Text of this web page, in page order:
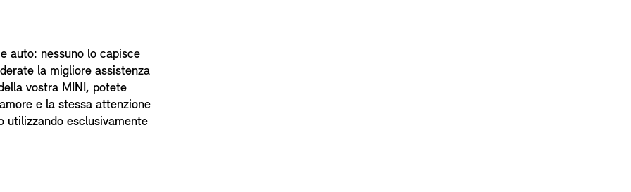
auto: nessuno lo capisce
la migliore assistenza
vostra MINI, potete
e la stessa attenzione
utilizzando esclusivamente